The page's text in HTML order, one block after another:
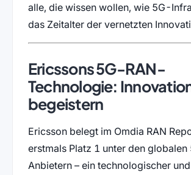
alle, die wissen wollen, wie 5G-
das Zeitalter der vernetzten
Ericssons 5G-RAN-
Technologie:
begeistern
Ericsson belegt im Omdia RAN
erstmals Platz 1 unter den
Anbietern – ein technologischer und